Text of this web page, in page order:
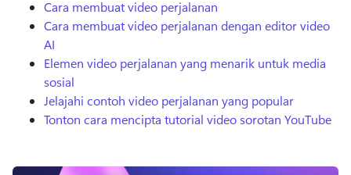
Cara membuat video perjalanan
Cara membuat video perjalanan dengan editor video
AI
Elemen video perjalanan yang menarik untuk media
sosial
Jelajahi contoh video perjalanan yang popular
Tonton cara mencipta tutorial video sorotan YouTube